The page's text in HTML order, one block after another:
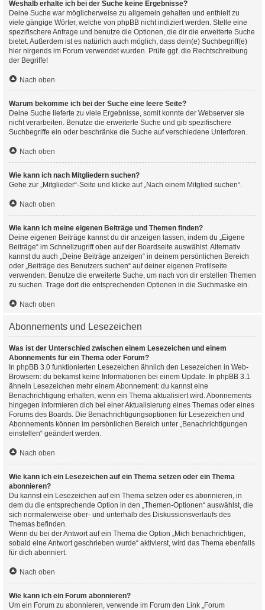
Weshalb erhalte ich bei der Suche keine Ergebnisse?
Deine Suche war möglicherweise zu allgemein gehalten und enthielt zu
viele gängige Wörter, welche von phpBB nicht indiziert werden. Stelle eine
spezifischere Anfrage und benutze die Optionen, die dir die erweiterte Suche
bietet. Außerdem ist es natürlich auch möglich, dass dein(e) Suchbegriff(e)
hier nirgends im Forum verwendet wurden. Prüfe ggf. die Rechtschreibung
der Begriffe!
Nach oben
Warum bekomme ich bei der Suche eine leere Seite?
Deine Suche lieferte zu viele Ergebnisse, somit konnte der Webserver sie
nicht verarbeiten. Benutze die erweiterte Suche und gib spezifischere
Suchbegriffe ein oder beschränke die Suche auf verschiedene Unterforen.
Nach oben
Wie kann ich nach Mitgliedern suchen?
Gehe zur „Mitglieder“-Seite und klicke auf „Nach einem Mitglied suchen“.
Nach oben
Wie kann ich meine eigenen Beiträge und Themen finden?
Deine eigenen Beiträge kannst du dir anzeigen lassen, indem du „Eigene
Beiträge“ im Schnellzugriff oben auf der Boardseite auswählst. Alternativ
kannst du auch „Deine Beiträge anzeigen“ in deinem persönlichen Bereich
oder „Beiträge des Benutzers suchen“ auf deiner eigenen Profilseite
verwenden. Benutze die erweiterte Suche, um nach von dir erstellen Themen
zu suchen. Trage dort die entsprechenden Optionen in die Suchmaske ein.
Nach oben
Abonnements und Lesezeichen
Was ist der Unterschied zwischen einem Lesezeichen und einem
Abonnements für ein Thema oder Forum?
In phpBB 3.0 funktionierten Lesezeichen ähnlich den Lesezeichen in Web-
Browsern: du bekamst keine Informationen bei einem Update. In phpBB 3.1
ähneln Lesezeichen mehr einem Abonnement: du kannst eine
Benachrichtigung erhalten, wenn ein Thema aktualisiert wird. Abonnements
hingegen informieren dich bei einer Aktualisierung eines Themas oder eines
Forums des Boards. Die Benachrichtigungsoptionen für Lesezeichen und
Abonnements können im persönlichen Bereich unter „Benachrichtigungen
einstellen“ geändert werden.
Nach oben
Wie kann ich ein Lesezeichen auf ein Thema setzen oder ein Thema
abonnieren?
Du kannst ein Lesezeichen auf ein Thema setzen oder es abonnieren, in
dem du die entsprechende Option in den „Themen-Optionen“ auswählst, die
sich normalerweise ober- und unterhalb des Diskussionsverlaufs des
Themas befinden.
Wenn du bei der Antwort auf ein Thema die Option „Mich benachrichtigen,
sobald eine Antwort geschrieben wurde“ aktivierst, wird das Thema ebenfalls
für dich abonniert.
Nach oben
Wie kann ich ein Forum abonnieren?
Um ein Forum zu abonnieren, verwende im Forum den Link „Forum